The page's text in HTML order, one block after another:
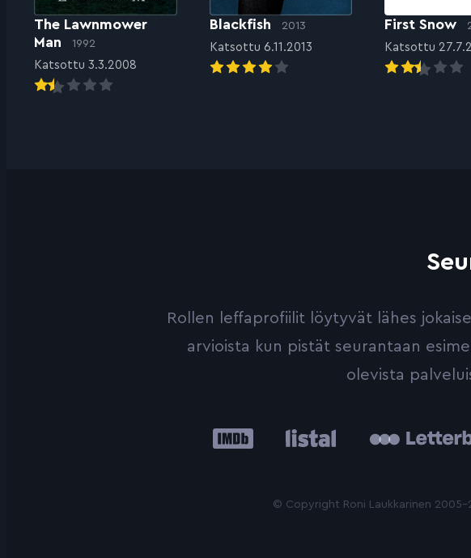
The Lawnmower
Man
1992
Katsottu 3.3.2008
Blackfish 2013
Katsottu 6.11.2013
First Snow
Katsottu
Rollen leffaprofiilit löytyvät lähes
arvioista kun pistät seurantaan
olevista
IMDb
© Copyright Roni Laukkarinen